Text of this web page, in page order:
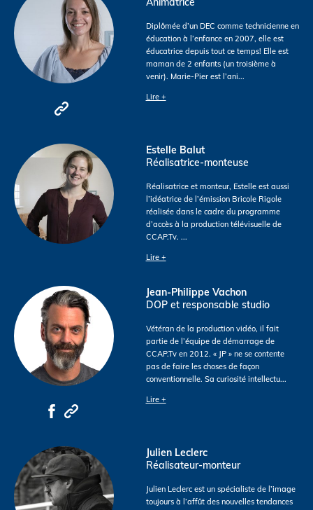
Diplômée d’un DEC comme technicienne en
éducation à l’enfance en 2007, elle est
éducatrice depuis tout ce temps! Elle est
maman de 2 enfants (un troisième à
venir). Marie-Pier est l’ani...
Lire +
Estelle Balut
Réalisatrice-monteuse
Réalisatrice et monteur, Estelle est aussi
l’idéatrice de l’émission Bricole Rigole
réalisée dans le cadre du programme
d’accès à la production télévisuelle de
CCAP.Tv. ...
Lire +
Jean-Philippe Vachon
DOP et responsable studio
Vétéran de la production vidéo, il fait
partie de l’équipe de démarrage de
CCAP.Tv en 2012. « JP » ne se contente
pas de faire les choses de façon
conventionnelle. Sa curiosité intellectu...
Lire +
Julien Leclerc
Réalisateur-monteur
Julien Leclerc est un spécialiste de l’image
toujours à l’affût des nouvelles tendances